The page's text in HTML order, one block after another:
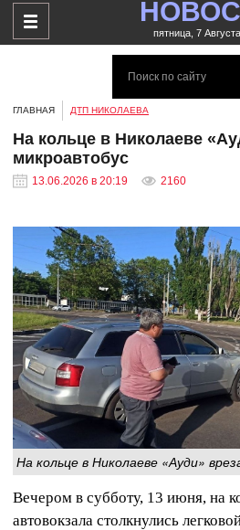
пятница, 7
ГЛАВНАЯ ДТП НИКОЛАЕВА
На кольце в Николаеве
микроавтобус
13.06.2026 в 20:19 2160
На кольце в Николаеве «Ауди»
Вечером в субботу, 13 июня, на
автовокзала столкнулись